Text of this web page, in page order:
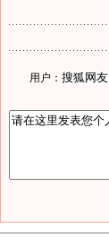
用户：